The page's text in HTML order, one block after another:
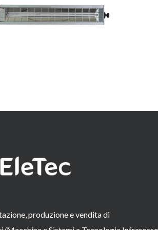
produzione e vendita di